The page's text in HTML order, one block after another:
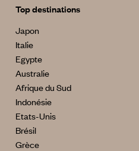
Top destinations
Japon
Italie
Egypte
Australie
Afrique du Sud
Indonésie
Etats-Unis
Brésil
Grèce